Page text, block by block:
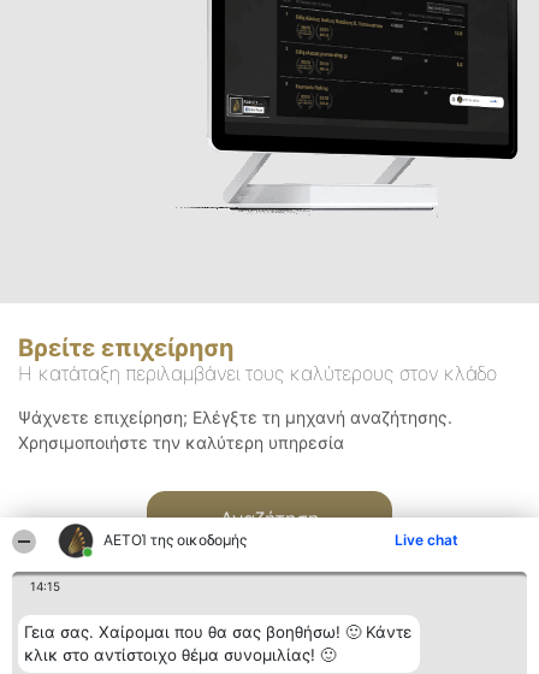
ΑΕΤΟΊ της οικοδομής Live chat
14:15
Γεια σας. Χαίρομαι που θα σας βοηθήσω! 🙂 Κάντε
κλικ στο αντίστοιχο θέμα συνομιλίας! 🙂
Βρείτε επιχείρηση
Η κατάταξη περιλαμβάνει τους καλύτερους στον κλάδο
Ψάχνετε επιχείρηση; Ελέγξτε τη μηχανή αναζήτησης.
Χρησιμοποιήστε την καλύτερη υπηρεσία
Αναζήτηση